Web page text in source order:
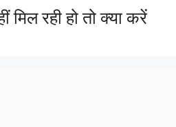
मिल रही हो तो क्या करें